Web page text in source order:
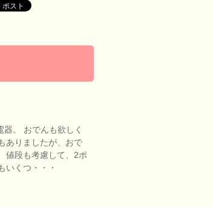
。 おでんも欲しく
ありましたが、おで
値段も考慮して、2ポ
いくつ・・・